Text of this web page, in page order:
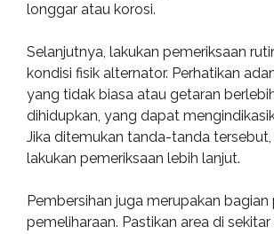
longgar atau korosi.
Selanjutnya, lakukan pemeriksaan
kondisi fisik alternator. Perhatikan
yang tidak biasa atau getaran
dihidupkan, yang dapat
Jika ditemukan tanda-tanda tersebut,
lakukan pemeriksaan lebih lanjut.
Pembersihan juga merupakan bagian
pemeliharaan. Pastikan area di